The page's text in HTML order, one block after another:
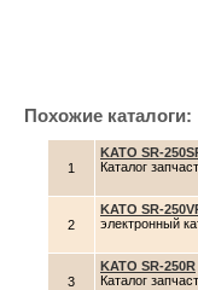
Похожие каталоги:
1
KATO SR-
Каталог
2
KATO SR-
электронный
3
KATO SR-250R
Каталог